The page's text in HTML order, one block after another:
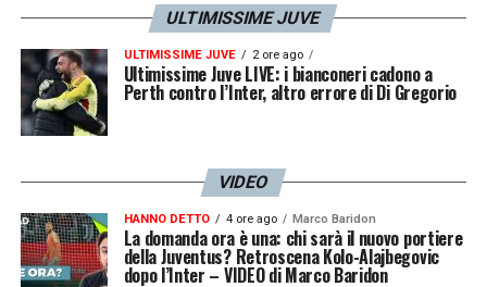
ULTIMISSIME JUVE
ULTIMISSIME JUVE 2 ore ago
Ultimissime Juve LIVE: i bianconeri cadono a
Perth contro l’Inter, altro errore di Di Gregorio
VIDEO
HANNO DETTO 4 ore ago Marco Baridon
La domanda ora è una: chi sarà il nuovo portiere
della Juventus? Retroscena Kolo-Alajbegovic
dopo l’Inter – VIDEO di Marco Baridon